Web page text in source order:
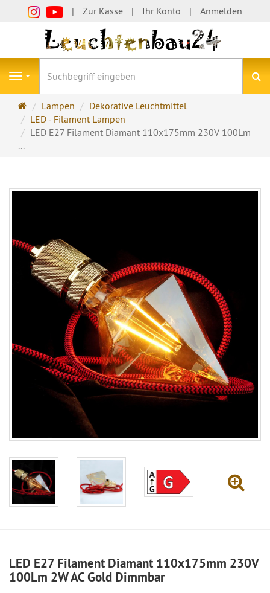
Zur Kasse Ihr Konto Anmelden
Navigation
Startseite
Lampen
Dekorative Leuchtmittel
LED - Filament Lampen
LED E27 Filament Diamant 110x175mm 230V 100Lm
...
LED E27 Filament Diamant 110x175mm 230V
100Lm 2W AC Gold Dimmbar